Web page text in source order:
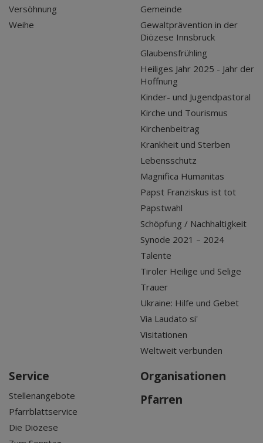
Versöhnung
Weihe
Gemeinde
Gewaltprävention in der
Diözese Innsbruck
Glaubensfrühling
Heiliges Jahr 2025 - Jahr der
Hoffnung
Kinder- und Jugendpastoral
Kirche und Tourismus
Kirchenbeitrag
Krankheit und Sterben
Lebensschutz
Magnifica Humanitas
Papst Franziskus ist tot
Papstwahl
Schöpfung / Nachhaltigkeit
Synode 2021 – 2024
Talente
Tiroler Heilige und Selige
Trauer
Ukraine: Hilfe und Gebet
Via Laudato si'
Visitationen
Weltweit verbunden
Service
Stellenangebote
Pfarrblattservice
Die Diözese
Organisationen
Pfarren